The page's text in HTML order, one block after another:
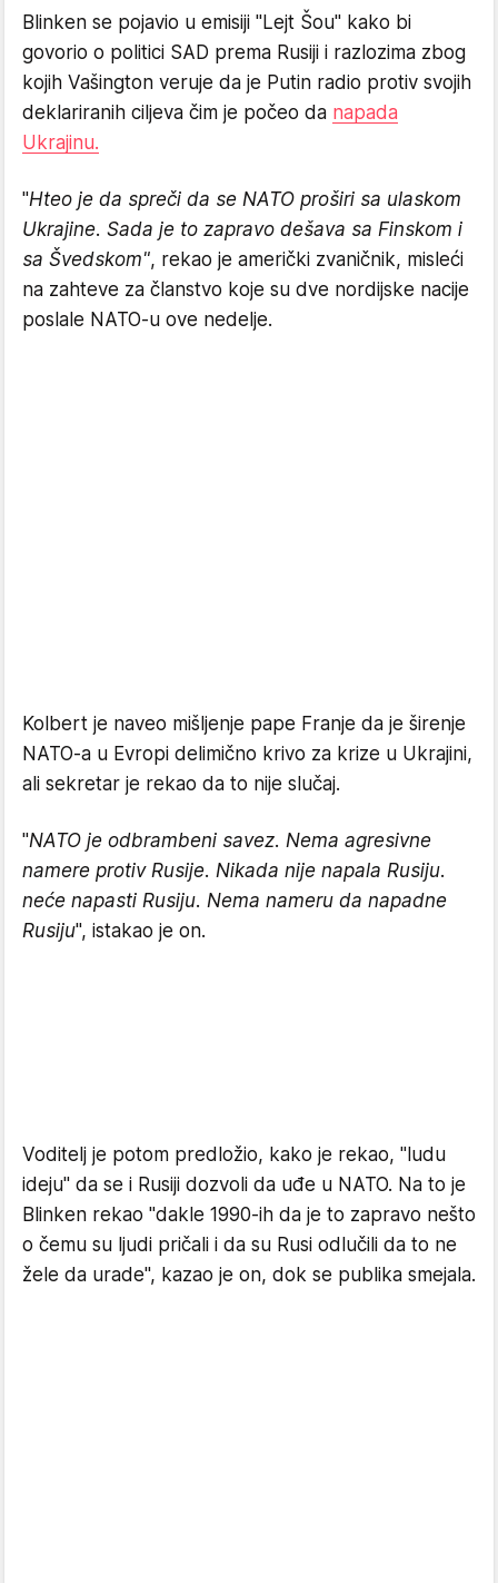
Blinken se pojavio u emisiji "Lejt Šou" kako bi
govorio o politici SAD prema Rusiji i razlozima zbog
kojih Vašington veruje da je Putin radio protiv svojih
deklariranih ciljeva čim je počeo da napada
Ukrajinu.
"Hteo je da spreči da se NATO proširi sa ulaskom
Ukrajine. Sada je to zapravo dešava sa Finskom i
sa Švedskom", rekao je američki zvaničnik, misleći
na zahteve za članstvo koje su dve nordijske nacije
poslale NATO-u ove nedelje.
Kolbert je naveo mišljenje pape Franje da je širenje
NATO-a u Evropi delimično krivo za krize u Ukrajini,
ali sekretar je rekao da to nije slučaj.
"NATO je odbrambeni savez. Nema agresivne
namere protiv Rusije. Nikada nije napala Rusiju.
neće napasti Rusiju. Nema nameru da napadne
Rusiju", istakao je on.
Voditelj je potom predložio, kako je rekao, "ludu
ideju" da se i Rusiji dozvoli da uđe u NATO. Na to je
Blinken rekao "dakle 1990-ih da je to zapravo nešto
o čemu su ljudi pričali i da su Rusi odlučili da to ne
žele da urade", kazao je on, dok se publika smejala.